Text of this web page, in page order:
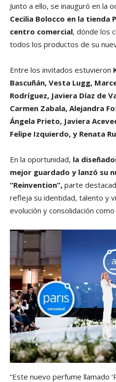
Junto a ello, se inauguró en la
Cecilia Bolocco en la tienda
centro comercial, dónde los
todos los productos de su
Entre los invitados estuvieron
Bascuñán, Vesta Lugg,
Rodríguez, Javiera Díaz de
Carmen Zabala, Alejandra
Ángela Prieto, Javiera
Felipe Izquierdo, y Renata
En la oportunidad, la
mejor guardado y lanzó su
“Reinvention”, parte
refleja su identidad, talento y
evolución y consolidación
“Este nuevo perfume llamado